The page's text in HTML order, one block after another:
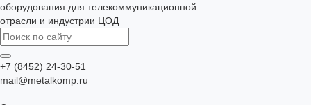
оборудования для телекоммуникационной
отрасли и индустрии ЦОД
+7 (8452) 24-30-51
mail@metalkomp.ru